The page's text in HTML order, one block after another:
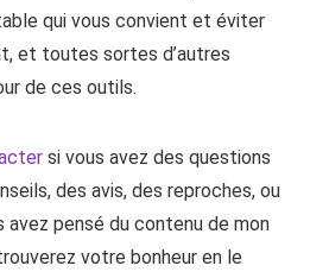
qui vous convient et éviter
et toutes sortes d’autres
de ces outils.
si vous avez des questions
des avis, des reproches, ou
avez pensé du contenu de mon
votre bonheur en le